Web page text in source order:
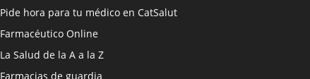
Pide hora para tu médico en CatSalut
Farmacéutico Online
La Salud de la A a la Z
Farmacias de guardia